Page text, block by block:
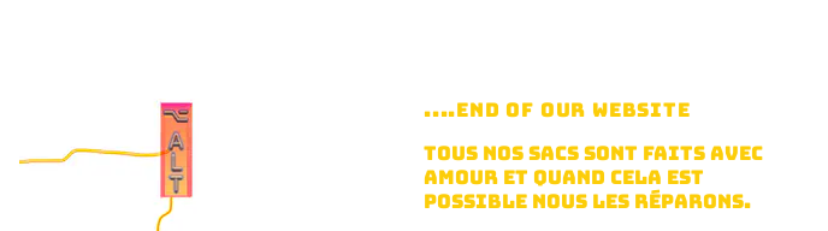
....END OF OUR WEBSITE
TOUS NOS SACS SONT FAITS AVEC
AMOUR ET QUAND CELA EST
POSSIBLE NOUS LES RÉPARONS.